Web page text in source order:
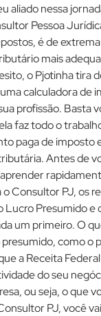
aliado nessa
Pessoa
é de
mais
o Pjotinha tira
calculadora de
profissão. Basta
faz todo o
paga de imposto
Antes de
o Consultor PJ, os
Lucro Presumido e
um primeiro. O
como o
a Receita
do seu
ou seja, o que
PJ, você